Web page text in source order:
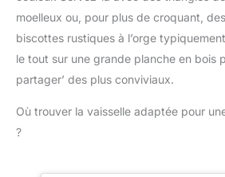
cuisine
vaisselle
15 ANS
juste prix
moelleux ou, pour plus de croquant, des
biscottes rustiques à l’orge
le tout sur une grande planche en bois
partager’ des plus conviviaux.
Où trouver la vaisselle adaptée pour
?